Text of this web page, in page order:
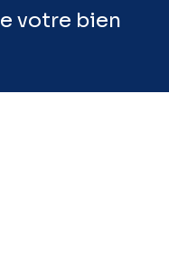
votre bien